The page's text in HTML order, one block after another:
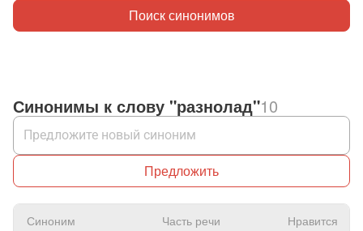
Поиск синонимов
Синонимы к слову "разнолад"10
Предложить
Синоним Часть речи Нравится